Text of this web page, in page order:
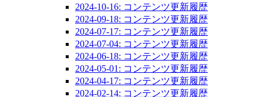
2024-10-16: コンテンツ更新履歴
2024-09-18: コンテンツ更新履歴
2024-07-17: コンテンツ更新履歴
2024-07-04: コンテンツ更新履歴
2024-06-18: コンテンツ更新履歴
2024-05-01: コンテンツ更新履歴
2024-04-17: コンテンツ更新履歴
2024-02-14: コンテンツ更新履歴